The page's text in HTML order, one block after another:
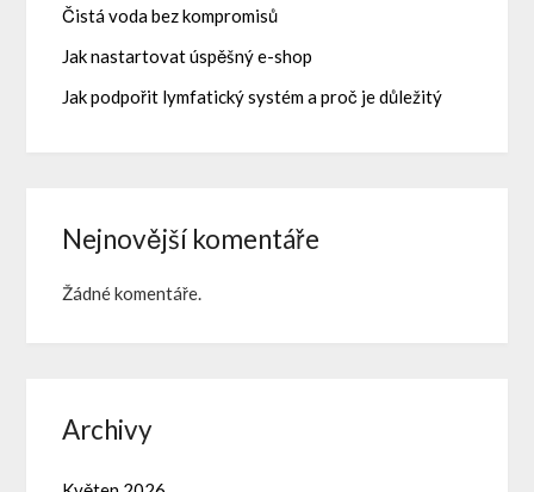
Čistá voda bez kompromisů
Jak nastartovat úspěšný e-shop
Jak podpořit lymfatický systém a proč je důležitý
Nejnovější komentáře
Žádné komentáře.
Archivy